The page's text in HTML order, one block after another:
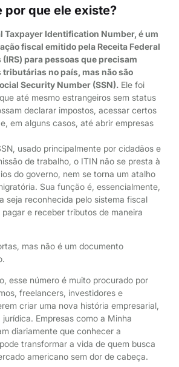
por que ele existe?
Taxpayer Identification Number, é um
fiscal emitido pela Receita Federal
para pessoas que precisam
no país, mas não são
Security Number (SSN). Ele foi
até mesmo estrangeiros sem status
declarar impostos, acessar certos
em alguns casos, até abrir empresas
usado principalmente por cidadãos e
de trabalho, o ITIN não se presta à
do governo, nem se torna um atalho
Sua função é, essencialmente,
seja reconhecida pelo sistema fiscal
e receber tributos de maneira
mas não é um documento
esse número é muito procurado por
freelancers, investidores e
criar uma nova história empresarial,
Empresas como a Minha
diariamente que conhecer a
transformar a vida de quem busca
americano sem dor de cabeça.